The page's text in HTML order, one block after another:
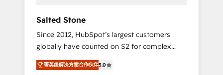
Salted Stone
Since 2012, HubSpot’s largest customers
globally have counted on S2 for complex
migrations, change management, systems
integration, and creative solutions that
菁英级解决方案合作伙伴5.0